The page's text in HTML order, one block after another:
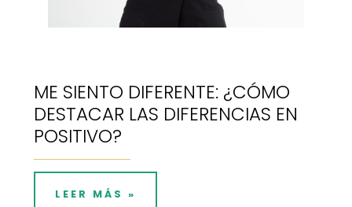
ME SIENTO DIFERENTE: ¿CÓMO
DESTACAR LAS DIFERENCIAS EN
POSITIVO?
LEER MÁS »